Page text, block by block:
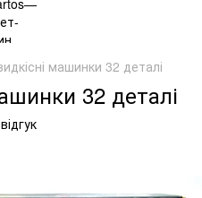
машинки 32 деталі
32 деталі